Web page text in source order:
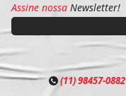
Assine nossa Newsletter!
(11) 98457-0882